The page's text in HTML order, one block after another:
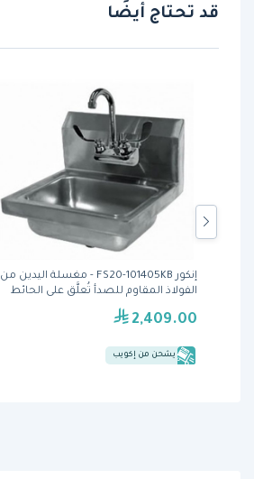
قد تحتاج أيضًا
إنكور FS20-101405KB - مغسلة اليدين من
الفولاذ المقاوم للصدأ تُعلَّق على الحائط
2,409.00
يشحن من إكويب